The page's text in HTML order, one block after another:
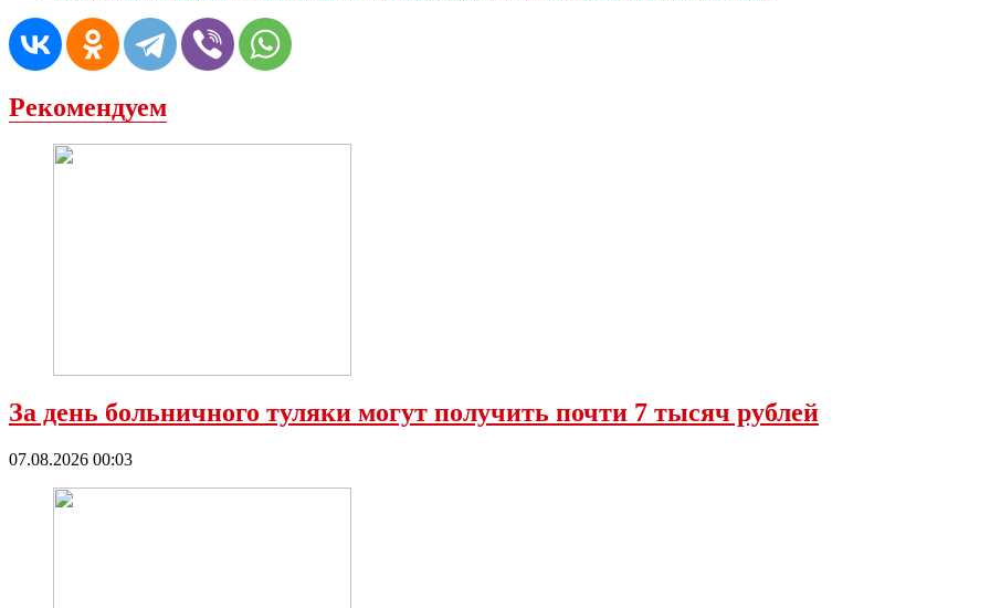
Рекомендуем
За день больничного туляки могут получить почти 7 тысяч рублей
07.08.2026 00:03